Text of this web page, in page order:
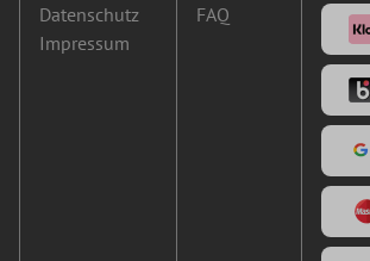
Datenschutz
Impressum
FAQ